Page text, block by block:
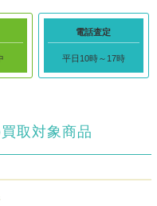
電話査定
平日10時～17時
取対象商品